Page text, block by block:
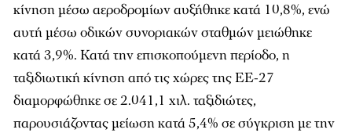
κίνηση μέσω αεροδρομίων αυξήθηκε κατά 10,8%, ενώ
αυτή μέσω οδικών συνοριακών σταθμών μειώθηκε
κατά 3,9%. Κατά την επισκοπούμενη περίοδο, η
ταξιδιωτική κίνηση από τις χώρες της ΕΕ-27
διαμορφώθηκε σε 2.041,1 χιλ. ταξιδιώτες,
παρουσιάζοντας μείωση κατά 5,4% σε σύγκριση με την